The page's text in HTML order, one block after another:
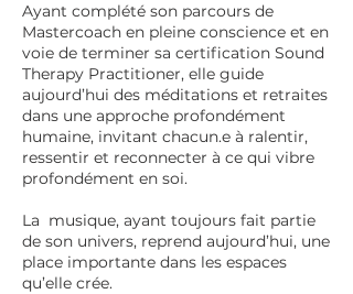
Ayant complété son parcours de
Mastercoach en pleine conscience et en
voie de terminer sa certification Sound
Therapy Practitioner, elle guide
aujourd’hui des méditations et retraites
dans une approche profondément
humaine, invitant chacun.e à ralentir,
ressentir et reconnecter à ce qui vibre
profondément en soi.
La musique, ayant toujours fait partie
de son univers, reprend aujourd’hui, une
place importante dans les espaces
qu’elle crée.